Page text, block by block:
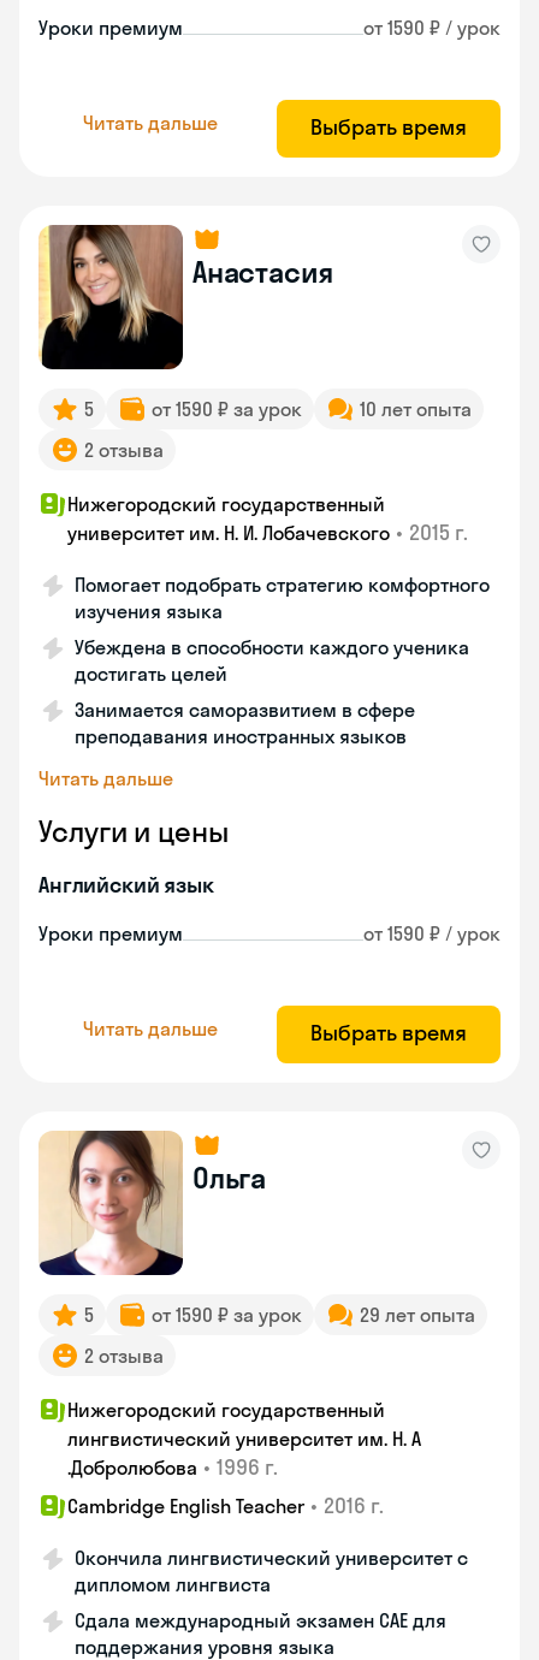
Уроки премиум от 1590 ₽ / урок
Читать дальше Выбрать время
Анастасия
5 от 1590 ₽ за урок
10 лет опыта
2 отзыва
Нижегородский государственный
университет им. Н. И. Лобачевского • 2015 г.
Помогает подобрать стратегию комфортного
изучения языка
Убеждена в способности каждого ученика
достигать целей
Занимается саморазвитием в сфере
преподавания иностранных языков
Читать дальше
Услуги и цены
Английский язык
Уроки премиум от 1590 ₽ / урок
Читать дальше Выбрать время
Ольга
5 от 1590 ₽ за урок
29 лет опыта
2 отзыва
Нижегородский государственный
лингвистический университет им. Н. А
.Добролюбова • 1996 г.
Cambridge English Teacher • 2016 г.
Окончила лингвистический университет с
дипломом лингвиста
Сдала международный экзамен CAE для
поддержания уровня языка